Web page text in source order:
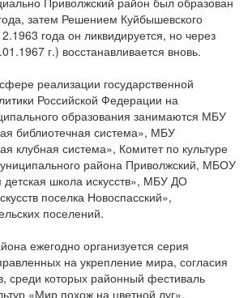
затем Решением Куйбышевского
года он ликвидируется, но через
г.) восстанавливается вновь.
реализации государственной
Российской Федерации на
образования занимаются МБУ
библиотечная система», МБУ
клубная система», Комитет по культуре
района Приволжский, МБОУ
школа искусств», МБУ ДО
поселка Новоспасский»,
поселений.
ежегодно организуется серия
на укрепление мира, согласия
среди которых районный фестиваль
«Мир похож на цветной луг»,